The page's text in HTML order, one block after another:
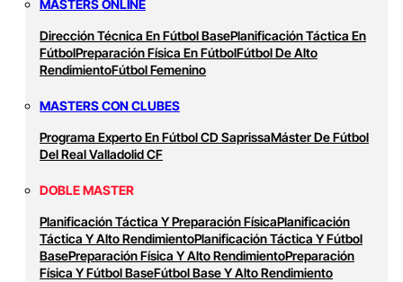
MASTERS ONLINE
Dirección Técnica En Fútbol BasePlanificación Táctica En
FútbolPreparación Física En FútbolFútbol De Alto
RendimientoFútbol Femenino
MASTERS CON CLUBES
Programa Experto En Fútbol CD SaprissaMáster De Fútbol
Del Real Valladolid CF
DOBLE MASTER
Planificación Táctica Y Preparación FísicaPlanificación
Táctica Y Alto RendimientoPlanificación Táctica Y Fútbol
BasePreparación Física Y Alto RendimientoPreparación
Física Y Fútbol BaseFútbol Base Y Alto Rendimiento